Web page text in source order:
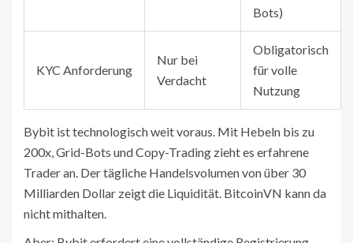
Bots)
KYC Anforderung
Nur bei
Verdacht
Obligatorisch
für volle
Nutzung
Bybit ist technologisch weit voraus. Mit Hebeln bis zu
200x, Grid-Bots und Copy-Trading zieht es erfahrene
Trader an. Der tägliche Handelsvolumen von über 30
Milliarden Dollar zeigt die Liquidität. BitcoinVN kann da
nicht mithalten.